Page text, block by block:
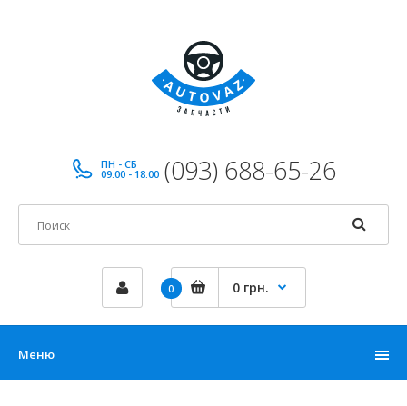
ПН - СБ
09:00 - 18:00 (093) 688-65-26
0 0 грн.
Меню